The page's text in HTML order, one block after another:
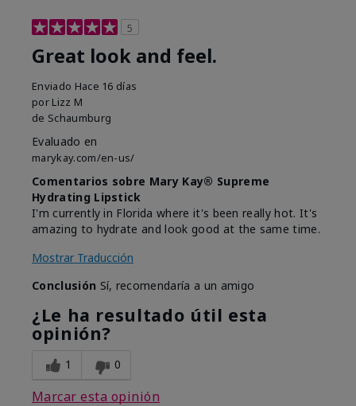
5
Great look and feel.
Enviado Hace 16 días
por Lizz M
de Schaumburg
Evaluado en
marykay.com/en-us/
Comentarios sobre Mary Kay® Supreme
Hydrating Lipstick
I'm currently in Florida where it's been really hot. It's
amazing to hydrate and look good at the same time.
Mostrar Traducción
Conclusión Sí, recomendaría a un amigo
¿Le ha resultado útil esta
opinión?
1 0
Marcar esta opinión